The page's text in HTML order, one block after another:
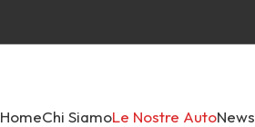
HomeChi SiamoLe Nostre AutoNews